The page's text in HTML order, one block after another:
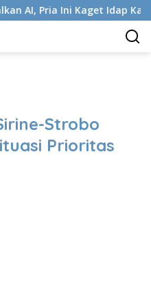
Ini Kaget Idap Kanker
Strobo
Prioritas